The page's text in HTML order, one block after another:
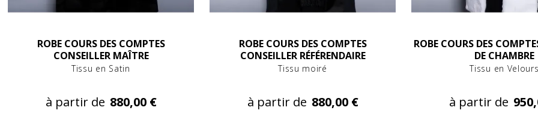
ROBE COURS DES COMPTES
CONSEILLER MAÎTRE
Tissu en Satin
à partir de 880,00 €
ROBE COURS DES COMPTES
CONSEILLER RÉFÉRENDAIRE
Tissu moiré
à partir de 880,00 €
ROBE COURS DES
DE CHAMBRE
Tissu en
à partir de